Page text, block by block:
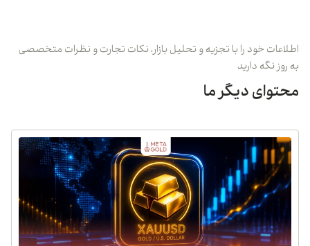
اطلاعات خود را با تجزیه و تحلیل بازار، نکات تجارت و نظرات متخصصی
به روز نگه دارید
محتوای دیگر ما